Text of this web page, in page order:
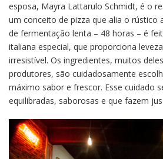
esposa, Mayra Lattarulo Schmidt, é o
um conceito de pizza que alia o rústico
de fermentação lenta – 48 horas – é
italiana especial, que proporciona
irresistível. Os ingredientes, muitos
produtores, são cuidadosamente
máximo sabor e frescor. Esse cuidado
equilibradas, saborosas e que fazem